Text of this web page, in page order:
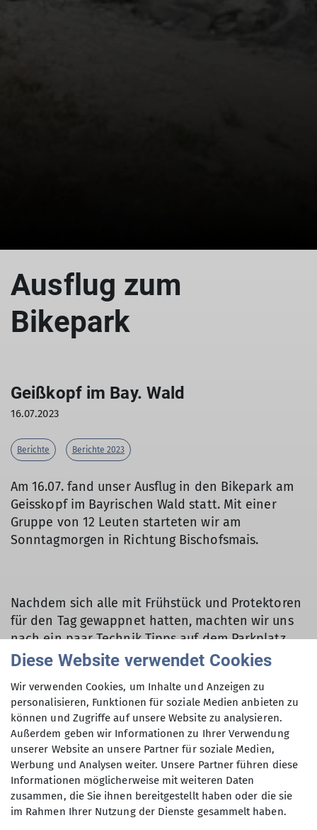
Ausflug zum
Bikepark
Geißkopf im Bay. Wald
16.07.2023
Berichte Berichte 2023
Am 16.07. fand unser Ausflug in den Bikepark am
Geisskopf im Bayrischen Wald statt. Mit einer
Gruppe von 12 Leuten starteten wir am
Sonntagmorgen in Richtung Bischofsmais.
Nachdem sich alle mit Frühstück und Protektoren
für den Tag gewappnet hatten, machten wir uns
nach ein paar Technik Tipps auf dem Parkplatz
auf zum Sessellift. Mit der neuen 5er Sesselbahn
Einstieg. Mit seinen 14 Strecken ist beim
Geisskopf für jede Könner Stufe etwas dabei. Wir
nahmen uns als erstes den Flowtrail vor, auf dem
wir an so manchen Kurven an unserer Technik
feilen konnten. Im Verlauf des Tages haben wir
uns schrittweise an immer schwierigere Trails
gewagt. Am Ende hatten alle einen Riesenspaß,
egal wie gut oder wie alt sie waren.
Diese Website verwendet Cookies
Wir verwenden Cookies, um Inhalte und Anzeigen zu
personalisieren, Funktionen für soziale Medien anbieten zu
können und Zugriffe auf unsere Website zu analysieren.
Außerdem geben wir Informationen zu Ihrer Verwendung
unserer Website an unsere Partner für soziale Medien,
Werbung und Analysen weiter. Unsere Partner führen diese
Informationen möglicherweise mit weiteren Daten
zusammen, die Sie ihnen bereitgestellt haben oder die sie
im Rahmen Ihrer Nutzung der Dienste gesammelt haben.